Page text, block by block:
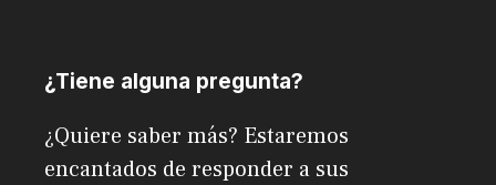
¿Tiene alguna pregunta?
¿Quiere saber más? Estaremos
encantados de responder a sus